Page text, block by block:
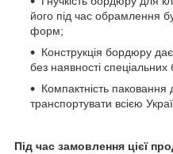
його під час обрамлення
форм;
Конструкція бордюру
без наявності спеціальних
Компактність
транспортувати всією
Під час замовлення цієї